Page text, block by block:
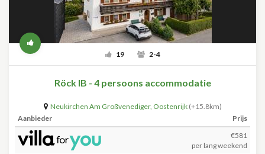
19 2-4
Röck IB - 4 persoons accommodatie
Neukirchen Am Großvenediger, Oostenrijk (+15.8km)
Aanbieder
Prijs
€581
per lang weekend